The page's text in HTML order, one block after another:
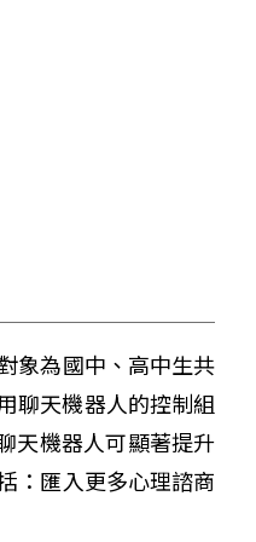
象為國中、高中生共
聊天機器人的控制組
天機器人可顯著提升
：匯入更多心理諮商